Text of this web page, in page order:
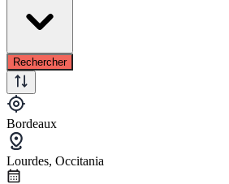
Rechercher
Bordeaux
Lourdes, Occitania